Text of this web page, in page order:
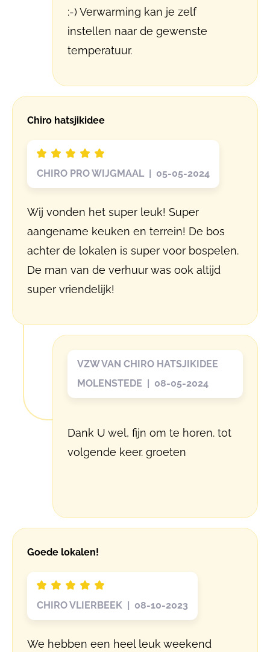
:-) Verwarming kan je zelf
instellen naar de gewenste
temperatuur.
Chiro hatsjikidee
CHIRO PRO WIJGMAAL | 05-05-2024
Wij vonden het super leuk! Super
aangename keuken en terrein! De bos
achter de lokalen is super voor bospelen.
De man van de verhuur was ook altijd
super vriendelijk!
VZW VAN CHIRO HATSJIKIDEE
MOLENSTEDE | 08-05-2024
Dank U wel, fijn om te horen. tot
volgende keer. groeten
Goede lokalen!
CHIRO VLIERBEEK | 08-10-2023
We hebben een heel leuk weekend